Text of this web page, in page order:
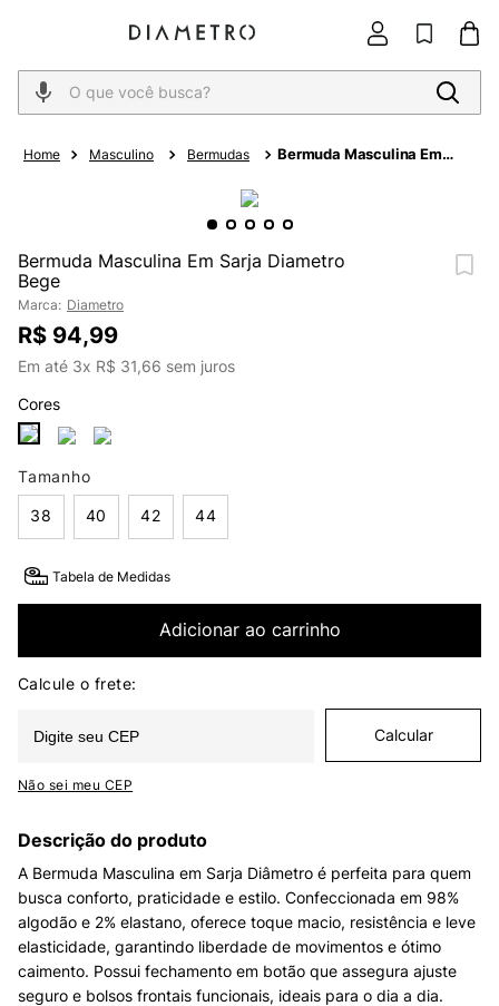
O que você busca?
Masculino Bermudas
Bermuda Masculina Em
Bermuda Masculina Em Sarja Diametro
Bege
Marca: Diametro
R$ 94,99
Em até 3x R$ 31,66 sem juros
Cores
Tamanho
38 40 42 44
Tabela de Medidas
Adicionar ao carrinho
Não sei meu CEP
Descrição do produto
A Bermuda Masculina em Sarja Diâmetro é perfeita para quem
busca conforto, praticidade e estilo. Confeccionada em 98%
algodão e 2% elastano, oferece toque macio, resistência e leve
elasticidade, garantindo liberdade de movimentos e ótimo
caimento. Possui fechamento em botão que assegura ajuste
seguro e bolsos frontais funcionais, ideais para o dia a dia.